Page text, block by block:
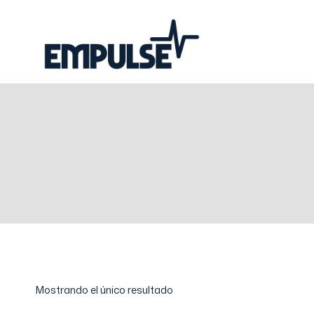
Mostrando el único resultado